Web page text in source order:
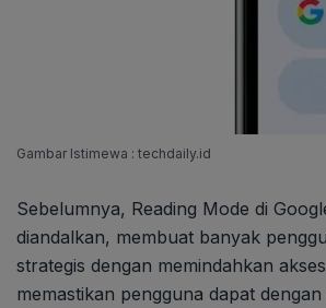
Gambar Istimewa : techdaily.id
Sebelumnya, Reading Mode di
diandalkan, membuat banyak
strategis dengan memindahkan
memastikan pengguna dapat